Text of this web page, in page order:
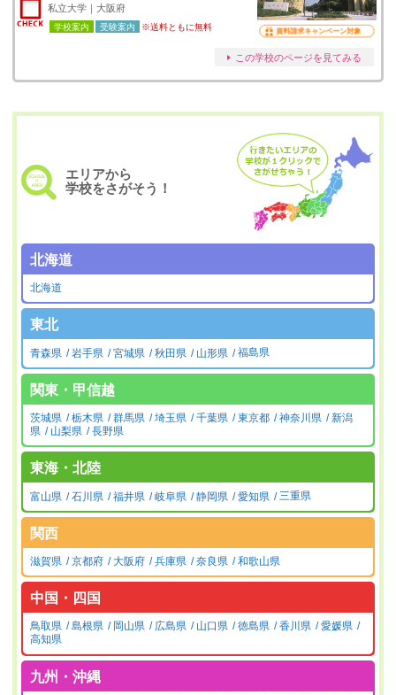
私立大学｜大阪府
学校案内 受験案内 ※送料ともに無料 資料請求キャンペーン対象
この学校のページを見てみる
エリアから
学校をさがそう！
北海道
北海道
東北
青森県 岩手県 宮城県 秋田県 山形県 福島県
関東・甲信越
茨城県 栃木県 群馬県 埼玉県 千葉県 東京都 神奈川県
新潟
県
山梨県 長野県
東海・北陸
富山県 石川県 福井県 岐阜県 静岡県 愛知県 三重県
関西
滋賀県 京都府 大阪府 兵庫県 奈良県 和歌山県
中国・四国
鳥取県 島根県 岡山県 広島県 山口県 徳島県 香川県
愛媛県
高知県
九州・沖縄